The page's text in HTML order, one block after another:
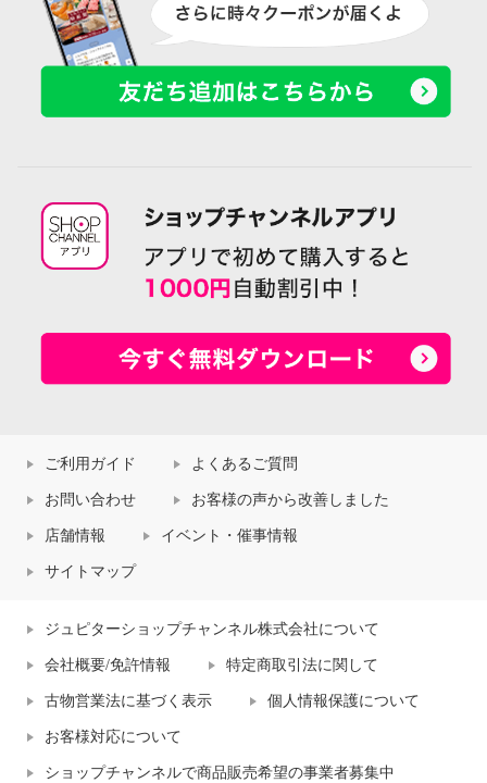
ご利用ガイド よくあるご質問
お問い合わせ お客様の声から改善しました
店舗情報 イベント・催事情報
サイトマップ
ジュピターショップチャンネル株式会社について
会社概要/免許情報 特定商取引法に関して
古物営業法に基づく表示 個人情報保護について
お客様対応について
ショップチャンネルで商品販売希望の事業者募集中